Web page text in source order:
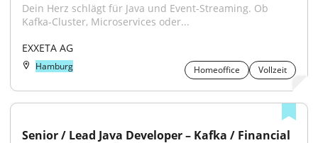
Dein Herz schlägt für Java und Event-Streaming. Ob
Kafka-Cluster, Microservices oder...
EXXETA AG
Hamburg Homeoffice Vollzeit
Senior / Lead Java Developer – Kafka / Financial